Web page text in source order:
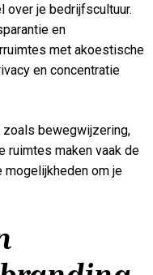
over je bedrijfscultuur.
en
met akoestische
en concentratie
zoals bewegwijzering,
ruimtes maken vaak de
om je